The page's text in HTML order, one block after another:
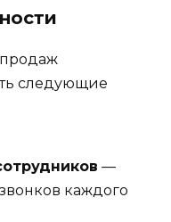
продаж
следующие
—
каждого